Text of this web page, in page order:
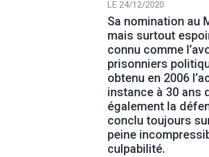
LE 24/12/2020
Sa nomination au
mais surtout
connu comme
prisonniers
obtenu en 2006
instance à 30 ans
également la
conclu toujours
peine
culpabilité.